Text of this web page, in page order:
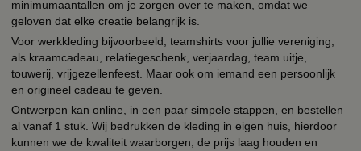
minimumaantallen om je zorgen over te maken, omdat we
geloven dat elke creatie belangrijk is.
Voor werkkleding bijvoorbeeld, teamshirts voor jullie vereniging,
als kraamcadeau, relatiegeschenk, verjaardag, team uitje,
touwerij, vrijgezellenfeest. Maar ook om iemand een persoonlijk
en origineel cadeau te geven.
Ontwerpen kan online, in een paar simpele stappen, en bestellen
al vanaf 1 stuk. Wij bedrukken de kleding in eigen huis, hierdoor
kunnen we de kwaliteit waarborgen, de prijs laag houden en